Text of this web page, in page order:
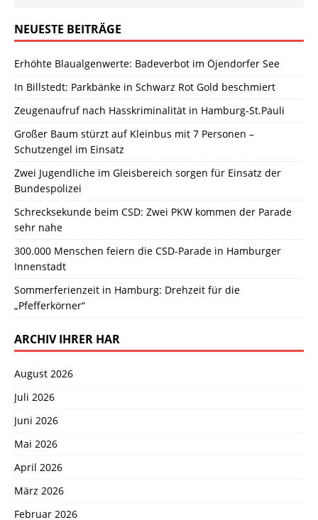
NEUESTE BEITRÄGE
Erhöhte Blaualgenwerte: Badeverbot im Öjendorfer See
In Billstedt: Parkbänke in Schwarz Rot Gold beschmiert
Zeugenaufruf nach Hasskriminalität in Hamburg-St.Pauli
Großer Baum stürzt auf Kleinbus mit 7 Personen –
Schutzengel im Einsatz
Zwei Jugendliche im Gleisbereich sorgen für Einsatz der
Bundespolizei
Schrecksekunde beim CSD: Zwei PKW kommen der Parade
sehr nahe
300.000 Menschen feiern die CSD-Parade in Hamburger
Innenstadt
Sommerferienzeit in Hamburg: Drehzeit für die
„Pfefferkörner“
ARCHIV IHRER HAR
August 2026
Juli 2026
Juni 2026
Mai 2026
April 2026
März 2026
Februar 2026